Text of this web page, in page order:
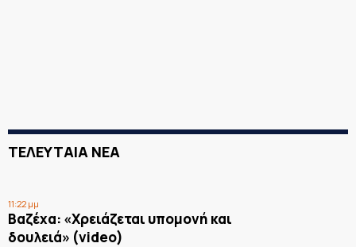
ΤΕΛΕΥΤΑΙΑ ΝΕΑ
11:22 μμ
Βαζέχα: «Χρειάζεται υπομονή και
δουλειά» (video)